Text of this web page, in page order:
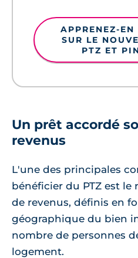
APPRENEZ-EN
SUR LE
PTZ ET
Un prêt accordé
revenus
L'une des principales
bénéficier du PTZ est le
de revenus, définis en
géographique du bien
nombre de personnes
logement.